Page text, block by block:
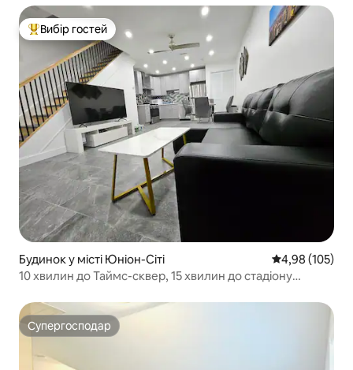
Топ вибір гостей
Вибір гостей
Будинок у місті Юніон-Сіті Середня
4,98 (105)
10 хвилин до Таймс-сквер, 15 хвилин до стадіону
Супергосподар
Супергосподар